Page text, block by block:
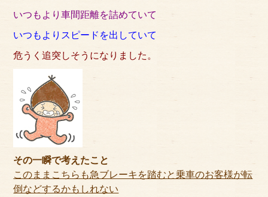
お問い合わせ
プライバシーポリシー
サイトマップ
いつもより車間距離を詰めていて
いつもよりスピードを出していて
危うく追突しそうになりました。
その一瞬で考えたこと
このままこちらも急ブレーキを踏むと乗車のお客様が転
倒などするかもしれない